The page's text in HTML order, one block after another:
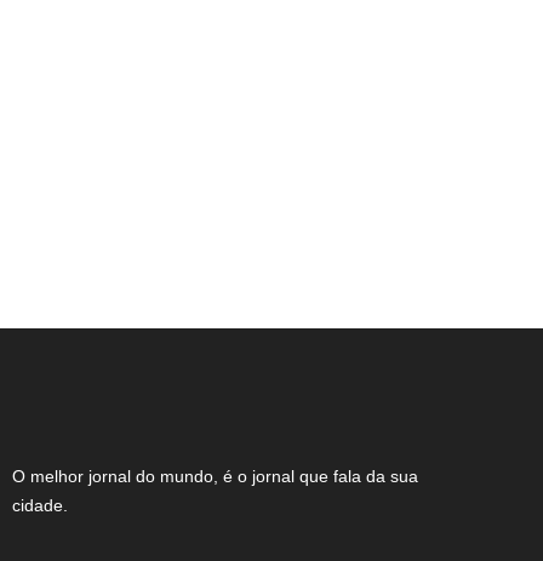
O melhor jornal do mundo, é o jornal que fala da sua
cidade.